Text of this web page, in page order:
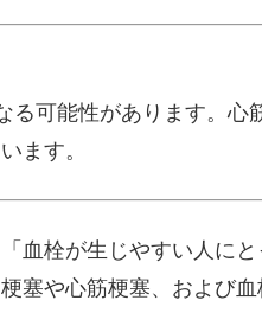
る可能性があります。心
ます。
血栓が生じやすい人に
塞や心筋梗塞、および